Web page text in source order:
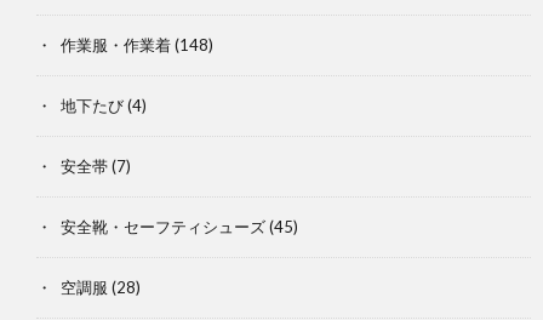
作業服・作業着(148)
地下たび(4)
安全帯(7)
安全靴・セーフティシューズ(45)
空調服 (28)